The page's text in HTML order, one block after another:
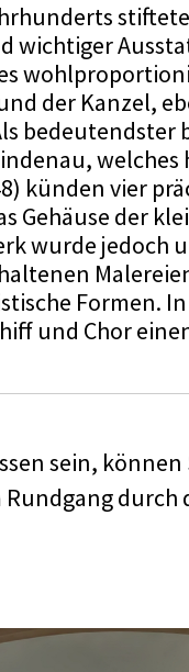
wichtiger
der Kanzel,
bedeutendster
künden vier
Gehäuse der
wurde jedoch
Formen.
und Chor
sein,
Rundgang